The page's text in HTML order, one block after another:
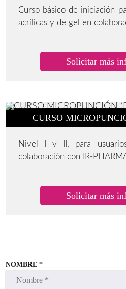
Curso básico de iniciación
acrílicas y de gel en
Solicitar más
CURSO
Nivel I y II, para
colaboración con IR-
Solicitar más
NOMBRE *